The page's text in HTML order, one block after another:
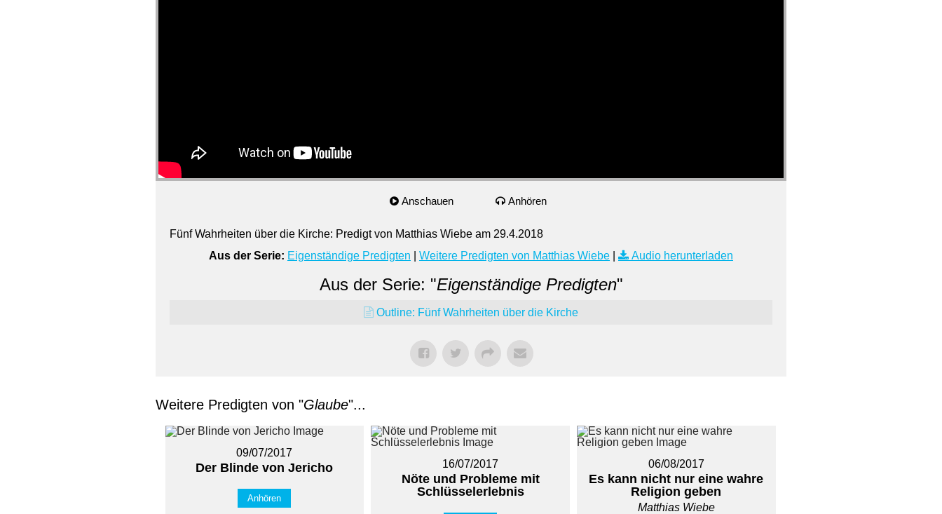
Anschauen Anhören
Fünf Wahrheiten über die Kirche: Predigt von Matthias Wiebe am 29.4.2018
Aus der Serie: Eigenständige Predigten Weitere Predigten von Matthias Wiebe Audio herunterladen
Aus der Serie: "Eigenständige Predigten"
Outline: Fünf Wahrheiten über die Kirche
Weitere Predigten von "Glaube"...
09/07/2017
Der Blinde von Jericho
Anhören
16/07/2017
Nöte und Probleme mit
Schlüsselerlebnis
06/08/2017
Es kann nicht nur eine wahre
Religion geben
Matthias Wiebe